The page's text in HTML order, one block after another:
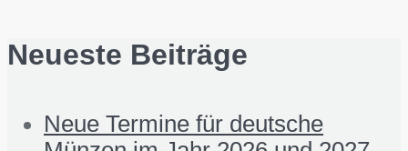
Neueste Beiträge
Neue Termine für deutsche